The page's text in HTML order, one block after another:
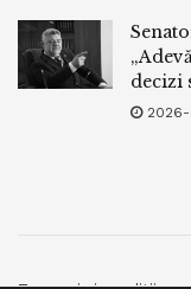
decizi